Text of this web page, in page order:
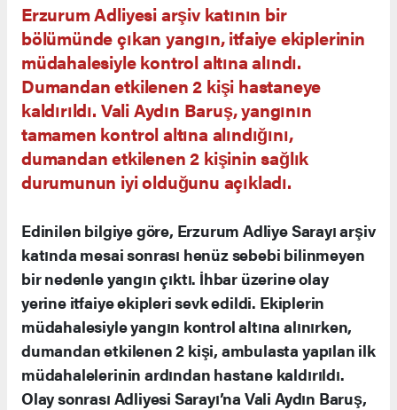
Erzurum Adliyesi arşiv katının bir
bölümünde çıkan yangın, itfaiye ekiplerinin
müdahalesiyle kontrol altına alındı.
Dumandan etkilenen 2 kişi hastaneye
kaldırıldı. Vali Aydın Baruş, yangının
tamamen kontrol altına alındığını,
dumandan etkilenen 2 kişinin sağlık
durumunun iyi olduğunu açıkladı.
Edinilen bilgiye göre, Erzurum Adliye Sarayı arşiv
katında mesai sonrası henüz sebebi bilinmeyen
bir nedenle yangın çıktı. İhbar üzerine olay
yerine itfaiye ekipleri sevk edildi. Ekiplerin
müdahalesiyle yangın kontrol altına alınırken,
dumandan etkilenen 2 kişi, ambulasta yapılan ilk
müdahalelerinin ardından hastane kaldırıldı.
Olay sonrası Adliyesi Sarayı’na Vali Aydın Baruş,